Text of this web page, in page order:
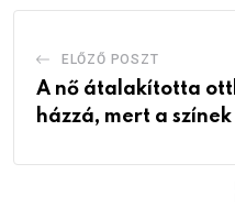
ELŐZŐ POSZT
A nő átalakította
házzá, mert a színek